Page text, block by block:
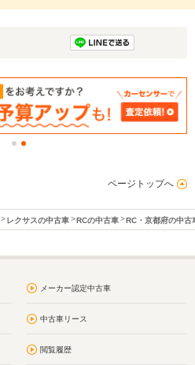
ページトップへ
レクサスの中古車 RCの中古車 RC・京都府の中古
メーカー認定中古車
中古車リース
閲覧履歴